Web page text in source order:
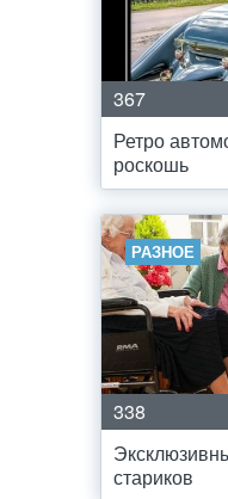
367
Ретро
роскошь
РАЗНОЕ
338
стариков